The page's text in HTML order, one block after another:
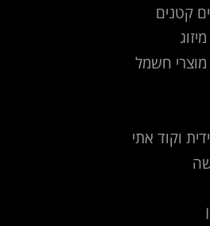
קטנים
חשמל
וקוד אתי